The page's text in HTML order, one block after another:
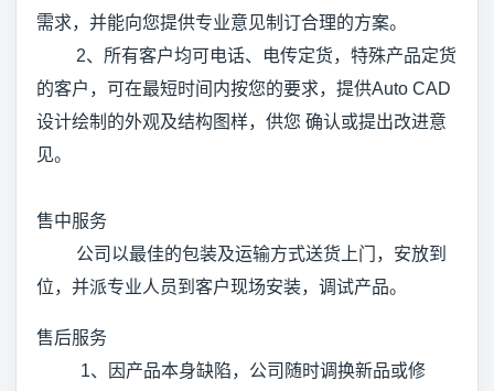
需求，并能向您提供专业意见制订合理的方案。
2、所有客户均可电话、电传定货，特殊产品定货
的客户，可在最短时间内按您的要求，提供Auto CAD
设计绘制的外观及结构图样，供您 确认或提出改进意
见。
售中服务
公司以最佳的包装及运输方式送货上门，安放到
位，并派专业人员到客户现场安装，调试产品。
售后服务
1、因产品本身缺陷，公司随时调换新品或修